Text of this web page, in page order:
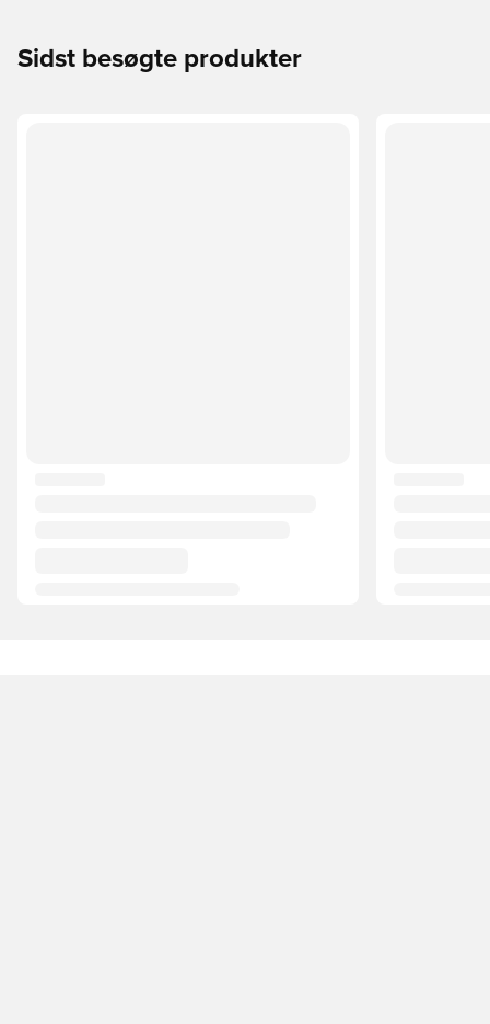
Sidst besøgte produkter